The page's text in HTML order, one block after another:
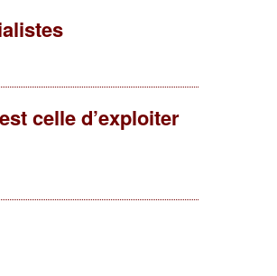
celle d’exploiter